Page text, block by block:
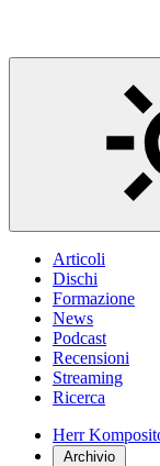
Articoli
Dischi
Formazione
News
Podcast
Recensioni
Streaming
Ricerca
Herr
Archivio